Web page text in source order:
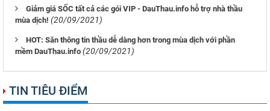
Giảm giá SỐC tất cả các gói VIP - DauThau.info hỗ trợ nhà thầu
mùa dịch! (20/09/2021)
HOT: Săn thông tin thầu dễ dàng hơn trong mùa dịch với phần
mềm DauThau.info (20/09/2021)
TIN TIÊU ĐIỂM